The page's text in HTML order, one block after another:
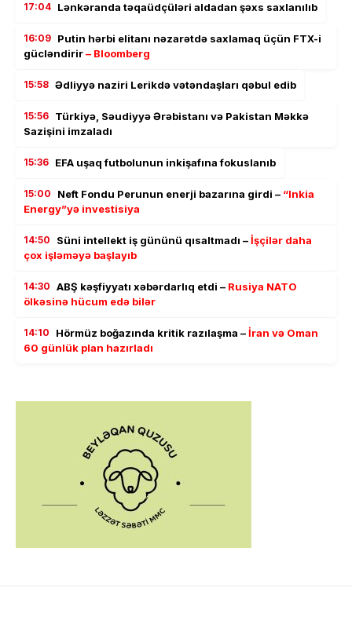
17:04 Lənkəranda təqaüdçüləri aldadan şəxs saxlanılıb
16:09 Putin hərbi elitanı nəzarətdə saxlamaq üçün FTX-i
gücləndirir– Bloomberg
15:58 Ədliyyə naziri Lerikdə vətəndaşları qəbul edib
15:56 Türkiyə, Səudiyyə Ərəbistanı və Pakistan Məkkə
Sazişini imzaladı
15:36 EFA uşaq futbolunun inkişafına fokuslanıb
15:00 Neft Fondu Perunun enerji bazarına girdi – “Inkia
Energy”yə investisiya
14:50 Süni intellekt iş gününü qısaltmadı –İşçilər daha
çox işləməyə başlayıb
14:30 ABŞ kəşfiyyatı xəbərdarlıq etdi – Rusiya NATO
ölkəsinə hücum edə bilər
14:10 Hörmüz boğazında kritik razılaşma –İran və Oman
60 günlük plan hazırladı